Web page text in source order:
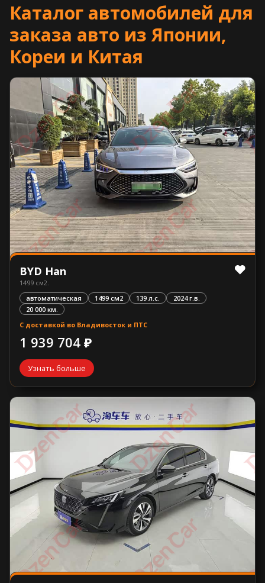
Каталог автомобилей для
заказа авто из Японии,
Кореи и Китая
BYD Han
1499 см2.
автоматическая
1499 см2 139 л.с.
2024 г.в.
20 000 км.
С доставкой во Владивосток и ПТС
1 939 704 ₽
Узнать больше